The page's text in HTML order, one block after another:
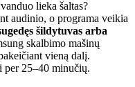
lieka šaltas?
audinio, o programa veikia
šildytuvas arba
skalbimo mašinų
vieną dalį.
per 25–40 minučių.